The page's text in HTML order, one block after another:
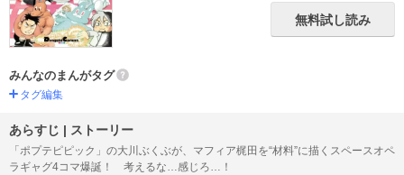
無料試し読み
みんなのまんがタグ
タグ編集
あらすじ | ストーリー
「ポプテピピック」の大川ぶくぶが、マフィア梶田を“材料”に描くスペースオペ
ラギャグ4コマ爆誕！ 考えるな…感じろ…！